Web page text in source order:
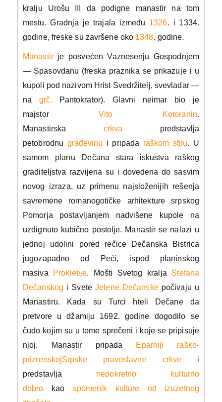
kralju Urošu III da podigne manastir na tom
mestu. Gradnja je trajala između 1326. i 1334.
godine, freske su završene oko 1348. godine.
Manastirje posvećen Vaznesenju Gospodnjem
— Spasovdanu (freska praznika se prikazuje i u
kupoli pod nazivom Hrist Svedržitelj, svevladar —
na grč. Pantokrator). Glavni neimar bio je
majstorVito Kotoranin.
Manastirska crkva predstavlja
petobrodnu građevinu i pripada raškom stilu. U
samom planu Dečana stara iskustva raškog
graditeljstva razvijena su i dovedena do sasvim
novog izraza, uz primenu najsloženijih rešenja
savremene romanogotičke arhitekture srpskog
Pomorja postavljanjem nadvišene kupole na
uzdignuto kubično postolje. Manastir se nalazi u
jednoj udolini pored rečice Dečanska Bistrica
jugozapadno od Peći, ispod planinskog
masiva
Prokletije. Mošti Svetog kralja Stefana
Dečanskog i SveteJelene Dečanskepočivaju u
Manastiru. Kada su Turci hteli Dečane da
pretvore u džamiju 1692. godine dogodilo se
čudo kojim su u tome sprečeni i koje se pripisuje
njoj. Manastir pripada Eparhiji raško-
prizrenskojSrpske pravoslavne crkve i
predstavlja nepokretno kulturno
dobro kaospomenik kulture od izuzetnog